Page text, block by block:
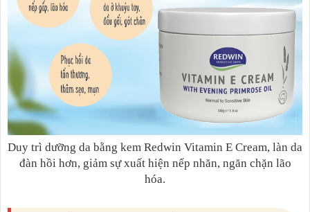
Duy trì dưỡng da bằng kem Redwin Vitamin E Cream, làn da
đàn hồi hơn, giảm sự xuất hiện nếp nhăn, ngăn chặn lão
hóa.